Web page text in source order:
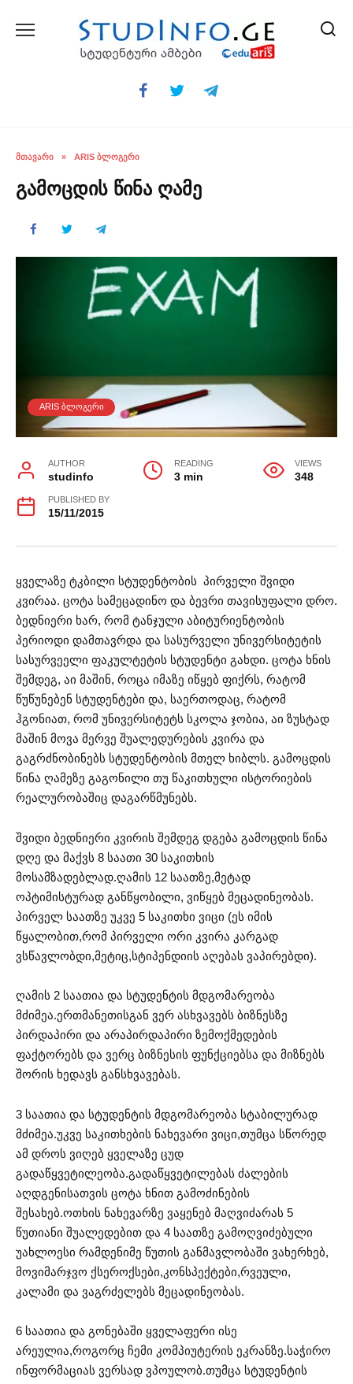
ᲛᲗᲐᲕᲐᲠᲘ » ARIS ᲑᲚᲝᲒᲔᲠᲘ
გამოცდის წინა ღამე
ARIS ᲑᲚᲝᲒᲔᲠᲘ
AUTHOR
studinfo
READING
3 min
VIEWS
348
PUBLISHED BY
15/11/2015
ყველაზე ტკბილი სტუდენტობის პირველი შვიდი
კვირაა. ცოტა სამეცადინო და ბევრი თავისუფალი დრო.
ბედნიერი ხარ, რომ ტანჯული აბიტურიენტობის
პერიოდი დამთავრდა და სასურველი უნივერსიტეტის
სასურვეელი ფაკულტეტის სტუდენტი გახდი. ცოტა ხნის
შემდეგ, აი მაშინ, როცა იმაზე იწყებ ფიქრს, რატომ
წუწუნებენ სტუდენტები და, საერთოდაც, რატომ
ჰგონიათ, რომ უნივერსიტეტს სკოლა ჯობია, აი ზუსტად
მაშინ მოვა მერვე შუალედურების კვირა და
გაგრძნობინებს სტუდენტობის მთელ ხიბლს. გამოცდის
წინა ღამეზე გაგონილი თუ წაკითხული ისტორიების
რეალურობაშიც დაგარწმუნებს.
შვიდი ბედნიერი კვირის შემდეგ დგება გამოცდის წინა
დღე და მაქვს 8 საათი 30 საკითხის
მოსამზადებლად.ღამის 12 საათზე,მეტად
ოპტიმისტურად განწყობილი, ვიწყებ მეცადინეობას.
პირველ საათზე უკვე 5 საკითხი ვიცი (ეს იმის
წყალობით,რომ პირველი ორი კვირა კარგად
ვსწავლობდი,მეტიც,სტიპენდიის აღებას ვაპირებდი).
ღამის 2 საათია და სტუდენტის მდგომარეობა
მძიმეა.ერთმანეთისგან ვერ ასხვავებს ბიზნესზე
პირდაპირი და არაპირდაპირი ზემოქმედების
ფაქტორებს და ვერც ბიზნესის ფუნქციებსა და მიზნებს
შორის ხედავს განსხვავებას.
3 საათია და სტუდენტის მდგომარეობა სტაბილურად
მძიმეა.უკვე საკითხების ნახევარი ვიცი,თუმცა სწორედ
ამ დროს ვიღებ ყველაზე ცუდ
გადაწყვეტილეობა.გადაწყვეტილებას ძალების
აღდგენისათვის ცოტა ხნით გამოძინების
შესახებ.ოთხის ნახევარზე ვაყენებ მაღვიძარას 5
წუთიანი შუალედებით და 4 საათზე გამოღვიძებული
უახლოესი რამდენიმე წუთის განმავლობაში ვახერხებ,
მოვიმარჯვო ქსეროქსები,კონსპექტები,რვეული,
კალამი და ვაგრძელებს მეცადინეობას.
6 საათია და გონებაში ყველაფერი ისე
არეულია,როგორც ჩემი კომპიუტერის ეკრანზე.საჭირო
ინფორმაციას ვერსად ვპოულობ.თუმცა სტუდენტის